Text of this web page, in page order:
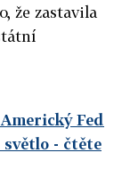
že zastavila
Fed
světlo - čtěte